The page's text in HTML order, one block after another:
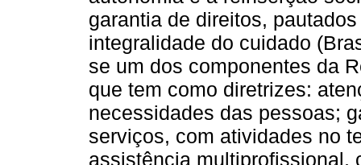
garantia de direitos,
integralidade do cuidado
se um dos componentes da
que tem como diretrizes:
necessidades das pessoas;
serviços, com atividades no
assistência multiprofissional,